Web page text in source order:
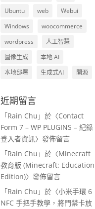
Ubuntu
web
Webui
Windows
woocommerce
wordpress
人工智慧
圖像生成
本地 AI
本地部署
生成式AI 開源
近期留言
「Rain Chu 」於〈Contact
Form 7 – WP PLUGINS – 紀錄
登入者資訊〉發佈留言
「Rain Chu 」於〈Minecraft
教育版 (Minecraft: Education
Edition)〉發佈留言
「Rain Chu 」於〈小米手環 6
NFC 手把手教學，將門禁卡放